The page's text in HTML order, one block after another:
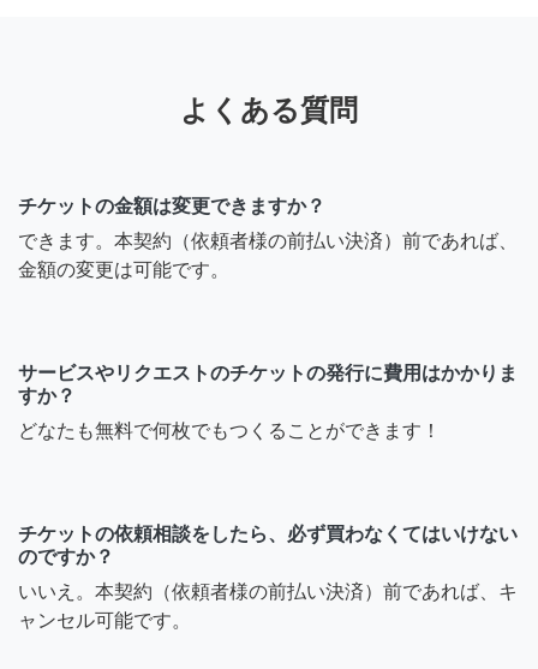
よくある質問
チケットの金額は変更できますか？
できます。本契約（依頼者様の前払い決済）前であれば、
金額の変更は可能です。
サービスやリクエストのチケットの発行に費用はかかりま
すか？
どなたも無料で何枚でもつくることができます！
チケットの依頼相談をしたら、必ず買わなくてはいけない
のですか？
いいえ。本契約（依頼者様の前払い決済）前であれば、キ
ャンセル可能です。